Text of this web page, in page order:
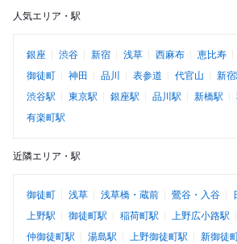
人気エリア・駅
銀座 渋谷 新宿 浅草 西麻布 恵比寿
御徒町
神田 品川 表参道 代官山 新
渋谷駅
東京駅 銀座駅 品川駅 新橋駅
有楽町駅
近隣エリア・駅
御徒町 浅草 浅草橋・蔵前 鶯谷・入谷
上野駅
御徒町駅 稲荷町駅 上野広小路駅
仲御徒町駅
湯島駅 上野御徒町駅 新御徒